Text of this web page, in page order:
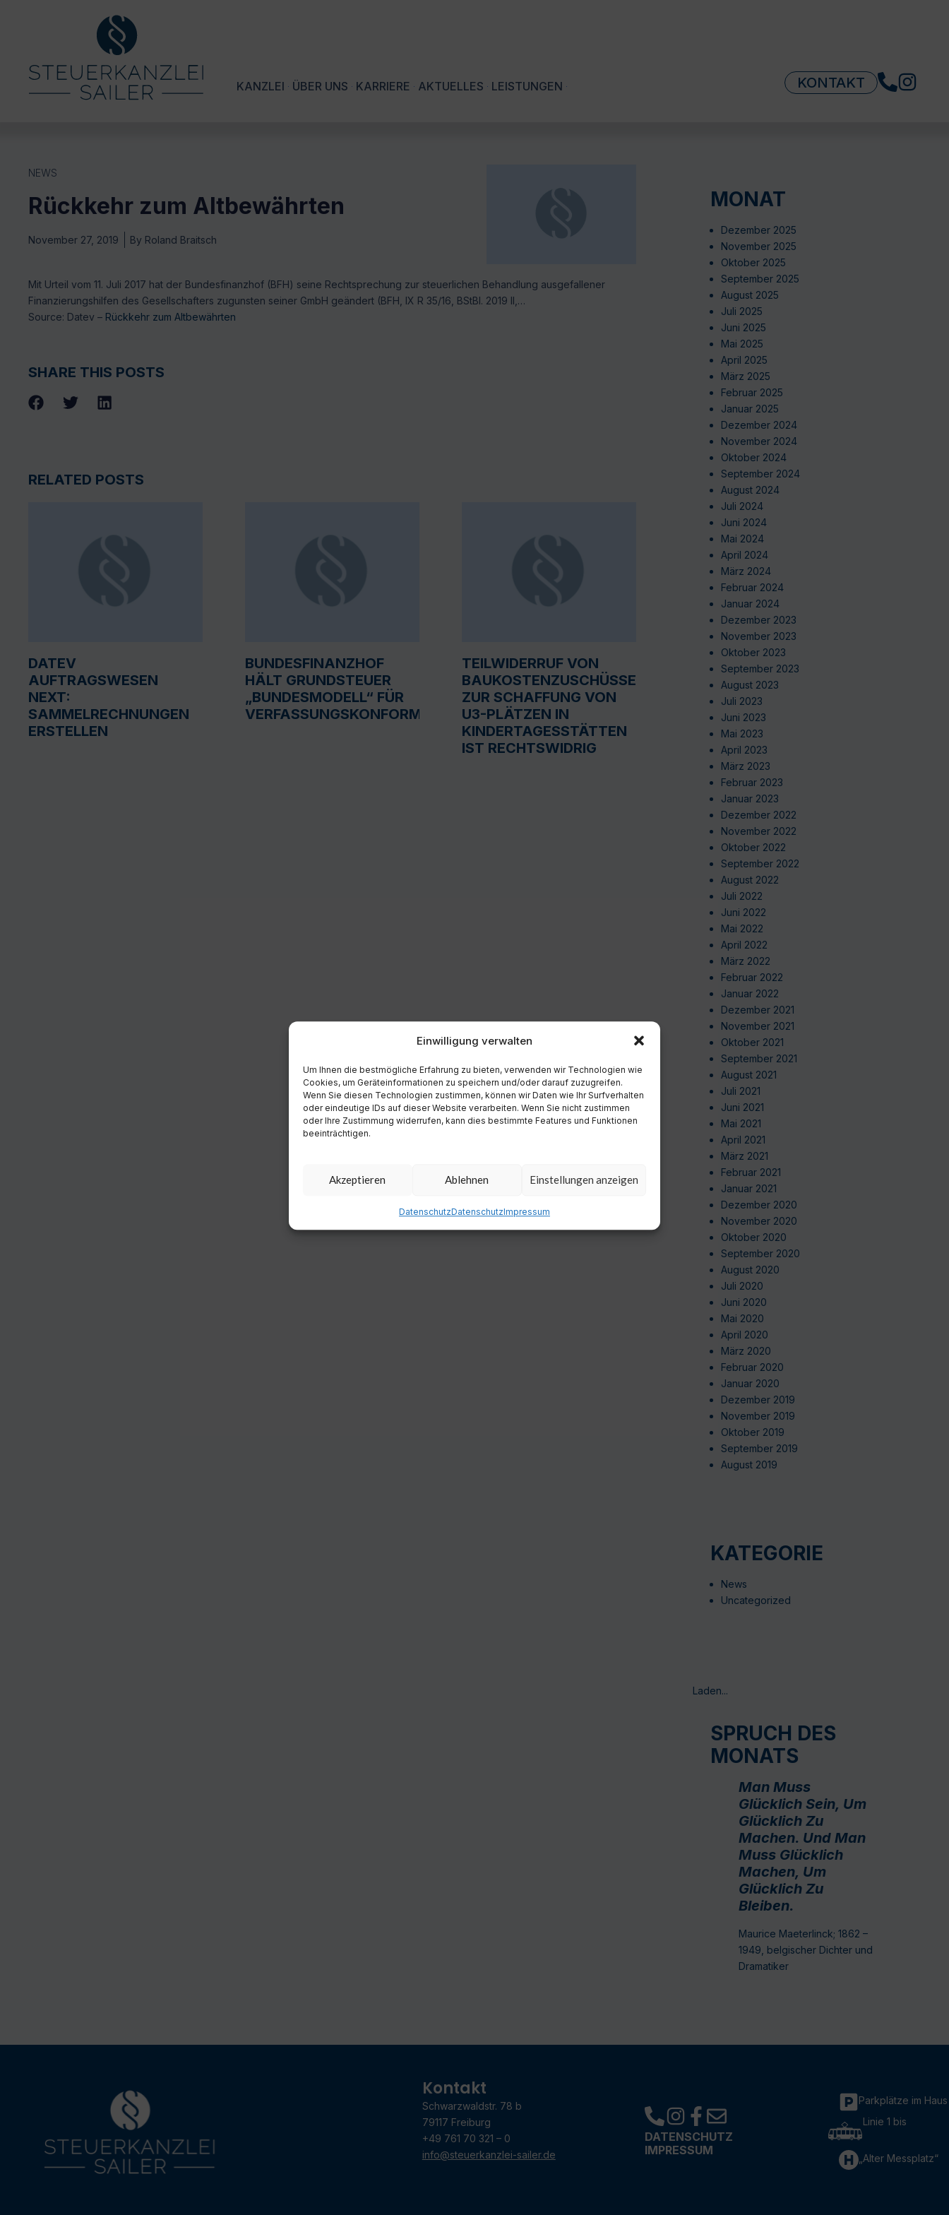
Einwilligung verwalten
Um Ihnen die bestmögliche Erfahrung zu bieten, verwenden wir Technologien wie
Cookies, um Geräteinformationen zu speichern und/oder darauf zuzugreifen.
Wenn Sie diesen Technologien zustimmen, können wir Daten wie Ihr Surfverhalten
oder eindeutige IDs auf dieser Website verarbeiten. Wenn Sie nicht zustimmen
oder Ihre Zustimmung widerrufen, kann dies bestimmte Features und Funktionen
beeinträchtigen.
Akzeptieren Ablehnen Einstellungen anzeigen
DatenschutzDatenschutzImpressum
KANZLEI ÜBER UNS KARRIERE AKTUELLES LEISTUNGEN KONTAKT
NEWS
Rückkehr zum Altbewährten
November 27, 2019 By Roland Braitsch
Mit Urteil vom 11. Juli 2017 hat der Bundesfinanzhof (BFH) seine Rechtsprechung zur steuerlichen Behandlung ausgefallener
Finanzierungshilfen des Gesellschafters zugunsten seiner GmbH geändert (BFH, IX R 35/16, BStBl. 2019 II,…
Source: Datev – Rückkehr zum Altbewährten
SHARE THIS POSTS
RELATED POSTS
DATEV
AUFTRAGSWESEN
NEXT:
SAMMELRECHNUNGEN
ERSTELLEN
BUNDESFINANZHOF
HÄLT GRUNDSTEUER
„BUNDESMODELL“ FÜR
VERFASSUNGSKONFORM
TEILWIDERRUF VON
BAUKOSTENZUSCHÜSSEN
ZUR SCHAFFUNG VON
U3-PLÄTZEN IN
KINDERTAGESSTÄTTEN
IST RECHTSWIDRIG
MONAT
Dezember 2025
November 2025
Oktober 2025
September 2025
August 2025
Juli 2025
Juni 2025
Mai 2025
April 2025
März 2025
Februar 2025
Januar 2025
Dezember 2024
November 2024
Oktober 2024
September 2024
August 2024
Juli 2024
Juni 2024
Mai 2024
April 2024
März 2024
Februar 2024
Januar 2024
Dezember 2023
November 2023
Oktober 2023
September 2023
August 2023
Juli 2023
Juni 2023
Mai 2023
April 2023
März 2023
Februar 2023
Januar 2023
Dezember 2022
November 2022
Oktober 2022
September 2022
August 2022
Juli 2022
Juni 2022
Mai 2022
April 2022
März 2022
Februar 2022
Januar 2022
Dezember 2021
November 2021
Oktober 2021
September 2021
August 2021
Juli 2021
Juni 2021
Mai 2021
April 2021
März 2021
Februar 2021
Januar 2021
Dezember 2020
November 2020
Oktober 2020
September 2020
August 2020
Juli 2020
Juni 2020
Mai 2020
April 2020
März 2020
Februar 2020
Januar 2020
Dezember 2019
November 2019
Oktober 2019
September 2019
August 2019
KATEGORIE
News
Uncategorized
Laden...
SPRUCH DES
MONATS
Man Muss
Glücklich Sein, Um
Glücklich Zu
Machen. Und Man
Muss Glücklich
Machen, Um
Glücklich Zu
Bleiben.
Maurice Maeterlinck; 1862 –
1949, belgischer Dichter und
Dramatiker
Kontakt
Schwarzwaldstr. 78 b
79117 Freiburg
+49 761 70 321 – 0
info@steuerkanzlei-sailer.de
DATENSCHUTZ
IMPRESSUM
Parkplätze im Haus
Linie 1 bis
„Alter Messplatz“